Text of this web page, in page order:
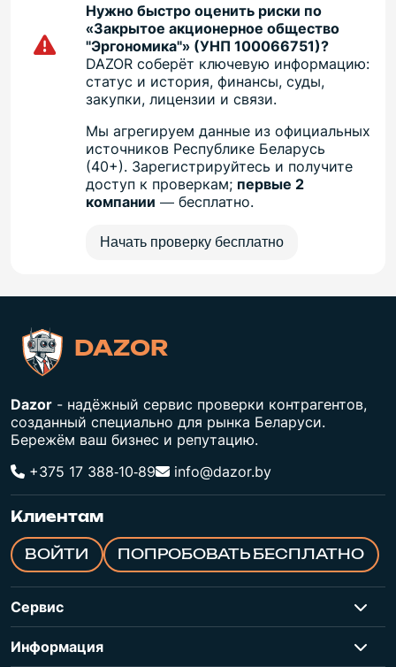
Нужно быстро оценить риски по
«Закрытое акционерное общество
"Эргономика"» (УНП 100066751)?
DAZOR соберёт ключевую информацию:
статус и история, финансы, суды,
закупки, лицензии и связи.
Мы агрегируем данные из официальных
источников Республике Беларусь
(40+). Зарегистрируйтесь и получите
доступ к проверкам; первые 2
компании — бесплатно.
Начать проверку бесплатно
DAZOR
Dazor - надёжный сервис проверки контрагентов,
созданный специально для рынка Беларуси.
Бережём ваш бизнес и репутацию.
+375 17 388‑10‑89
info@dazor.by
Клиентам
ВОЙТИ ПОПРОБОВАТЬ БЕСПЛАТНО
Сервис
Информация